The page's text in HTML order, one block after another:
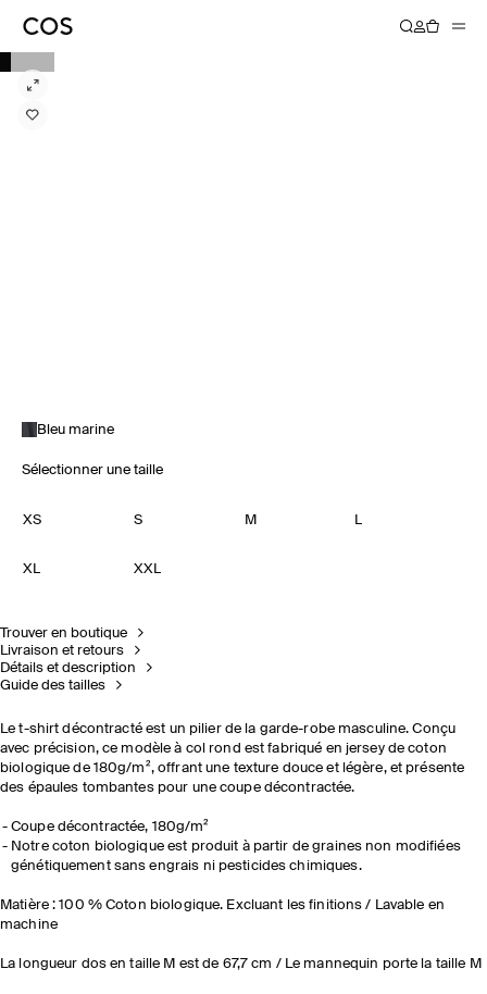
Bleu marine
Sélectionner une taille
XS S M L
XL XXL
Trouver en boutique
Livraison et retours
Détails et description
Guide des tailles
Le t-shirt décontracté est un pilier de la garde-robe masculine. Conçu
avec précision, ce modèle à col rond est fabriqué en jersey de coton
biologique de 180g/m², offrant une texture douce et légère, et présente
des épaules tombantes pour une coupe décontractée.
Coupe décontractée, 180g/m²
Notre coton biologique est produit à partir de graines non modifiées
génétiquement sans engrais ni pesticides chimiques.
Matière : 100 % Coton biologique. Excluant les finitions / Lavable en
machine
La longueur dos en taille M est de 67,7 cm / Le mannequin porte la taille M